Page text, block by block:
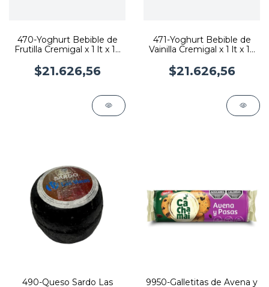
470-Yoghurt Bebible de
Frutilla Cremigal x 1 lt x 12
$21.626,56
471-Yoghurt Bebible de
Vainilla Cremigal x 1 lt x 12
$21.626,56
490-Queso Sardo Las
9950-Galletitas de Avena y